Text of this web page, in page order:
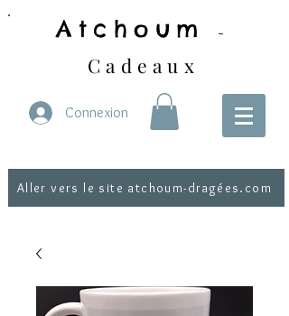
Atchoum -
Cadeaux
Connexion
Aller vers le site atchoum-dragées.com